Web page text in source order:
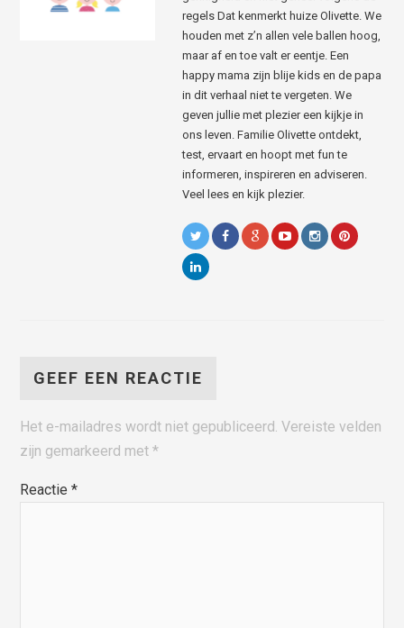
regels Dat kenmerkt huize Olivette. We
houden met z’n allen vele ballen hoog,
maar af en toe valt er eentje. Een
happy mama zijn blije kids en de papa
in dit verhaal niet te vergeten. We
geven jullie met plezier een kijkje in
ons leven. Familie Olivette ontdekt,
test, ervaart en hoopt met fun te
informeren, inspireren en adviseren.
Veel lees en kijk plezier.
GEEF EEN REACTIE
Het e-mailadres wordt niet gepubliceerd. Vereiste velden
zijn gemarkeerd met*
Reactie*